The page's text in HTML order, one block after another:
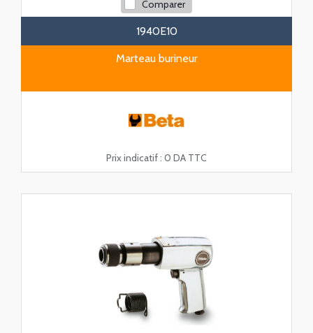
Comparer
1940E10
Marteau burineur
Prix indicatif : 0 DA TTC